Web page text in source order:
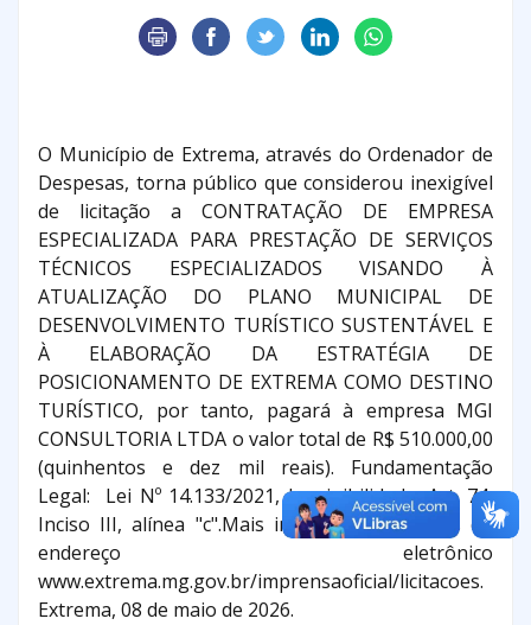
O Município de Extrema, através do Ordenador de
Despesas, torna público que considerou inexigível
de licitação a CONTRATAÇÃO DE EMPRESA
ESPECIALIZADA PARA PRESTAÇÃO DE SERVIÇOS
TÉCNICOS ESPECIALIZADOS VISANDO À
ATUALIZAÇÃO DO PLANO MUNICIPAL DE
DESENVOLVIMENTO TURÍSTICO SUSTENTÁVEL E
À ELABORAÇÃO DA ESTRATÉGIA DE
POSICIONAMENTO DE EXTREMA COMO DESTINO
TURÍSTICO, por tanto, pagará à empresa MGI
CONSULTORIA LTDA o valor total de R$ 510.000,00
(quinhentos e dez mil reais). Fundamentação
Legal: Lei Nº 14.133/2021, Inexigibilidade, Art. 74,
Inciso III, alínea "c".Mais informações através do
endereço eletrônico
www.extrema.mg.gov.br/imprensaoficial/licitacoes.
Extrema, 08 de maio de 2026.